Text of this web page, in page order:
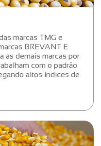
marcas TMG e
BREVANT E
as demais marcas por
com o padrão
altos índices de